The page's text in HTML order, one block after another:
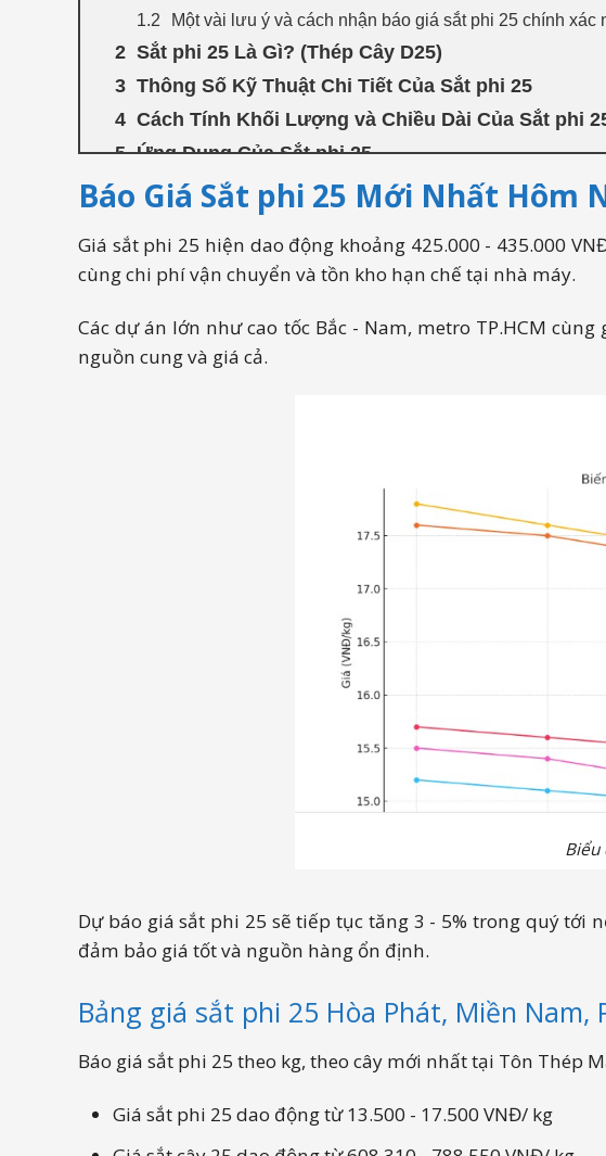
Một vài lưu ý và cách nhận báo giá sắt phi 25 chính xác
Sắt phi 25 Là Gì? (Thép Cây D25)
Thông Số Kỹ Thuật Chi Tiết Của Sắt phi 25
Cách Tính Khối Lượng và Chiều Dài Của Sắt phi
Ứng Dụng Của Sắt phi 25
Các Thương Hiệu Sắt phi 25 Uy Tín Tại Việt Nam
Yếu Tố Tác Động Tới Giá Thép Phi 25
Mua Sắt Phi 25 Ở Đâu Uy Tín Và Chất Lượng?
Báo Giá Sắt phi 25 Mới Nhất Hôm
Giá sắt phi 25 hiện dao động khoảng 425.000 - 435.000
cùng chi phí vận chuyển và tồn kho hạn chế tại nhà máy.
Các dự án lớn như cao tốc Bắc - Nam, metro TP.HCM
nguồn cung và giá cả.
Biểu
Dự báo giá sắt phi 25 sẽ tiếp tục tăng 3 - 5% trong quý
đảm bảo giá tốt và nguồn hàng ổn định.
Bảng giá sắt phi 25 Hòa Phát, Miền
Báo giá sắt phi 25 theo kg, theo cây mới nhất tại Tôn Thép
Giá sắt phi 25 dao động từ 13.500 - 17.500 VNĐ/ kg